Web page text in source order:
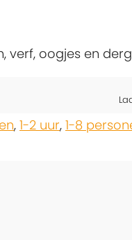
verf, oogjes en
, 1-2 uur, 1-8